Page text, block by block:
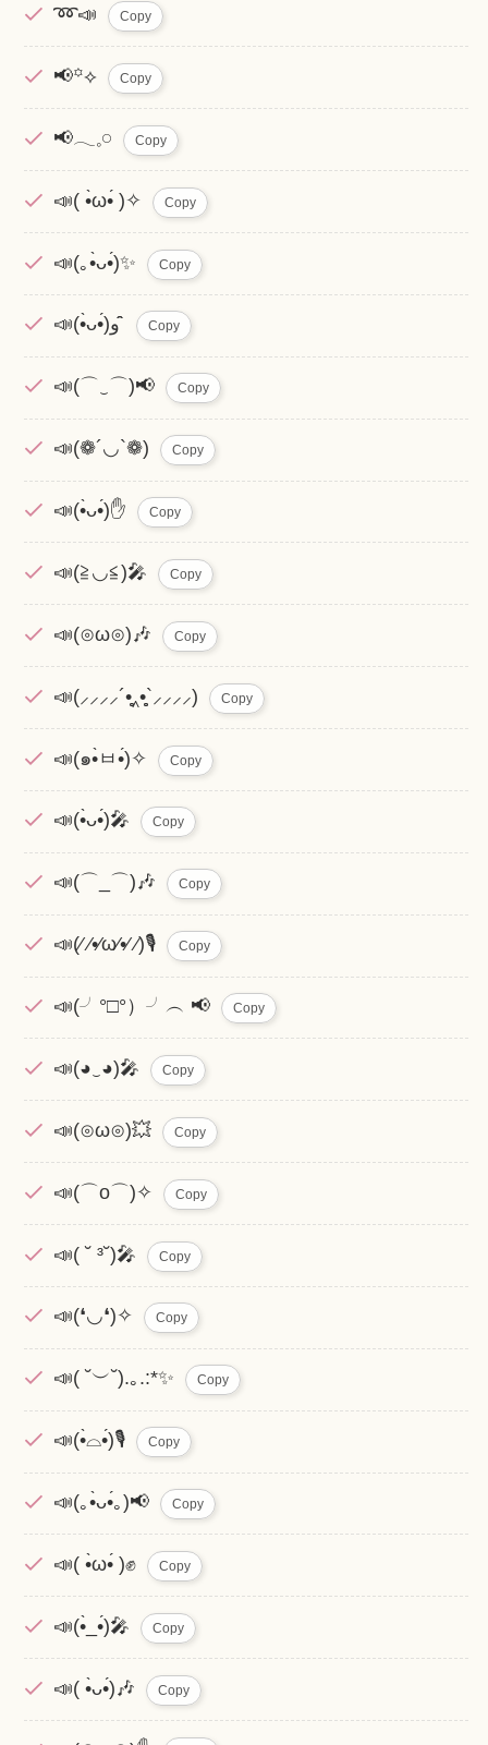
➿📣 Copy
‎📢꙳⟡ Copy
📢𓂃𓈒𓏸︎︎︎︎ Copy
📣( •̀ω•́ )✧ Copy
📣(｡•̀ᴗ•́)✨ Copy
📣(•̀ᴗ•́)و ̑̑ Copy
📣(⌒‿⌒)📢 Copy
📣(❁´◡`❁) Copy
📣(•̀ᴗ•́)✋ Copy
📣(≧◡≦)🎤 Copy
📣(⊙ω⊙)🎶 Copy
📣(⸝⸝⸝⸝´•̥̥̥‸•̥̥̥`⸝⸝⸝⸝) Copy
📣(๑•̀ㅂ•́)✧ Copy
📣(•̀ᴗ•́)🎤 Copy
📣(⌒_⌒)🎶 Copy
📣(⁄ ⁄•⁄ω⁄•⁄ ⁄)🎙 Copy
📣(╯°□°）╯︵ 📢 Copy
📣(◕‿◕)🎤 Copy
📣(⊙ω⊙)💥 Copy
📣(⌒o⌒)✧ Copy
📣( ˘ ³˘)🎤 Copy
📣(❛◡❛)✧ Copy
📣( ˘︶˘).｡.:*✨ Copy
📣(•̀⌓•́)🎙 Copy
📣(｡•̀ᴗ•́｡)📢 Copy
📣( •̀ω•́ )✊ Copy
📣(•̀_•́)🎤 Copy
📣( •̀ᴗ•́)🎶 Copy